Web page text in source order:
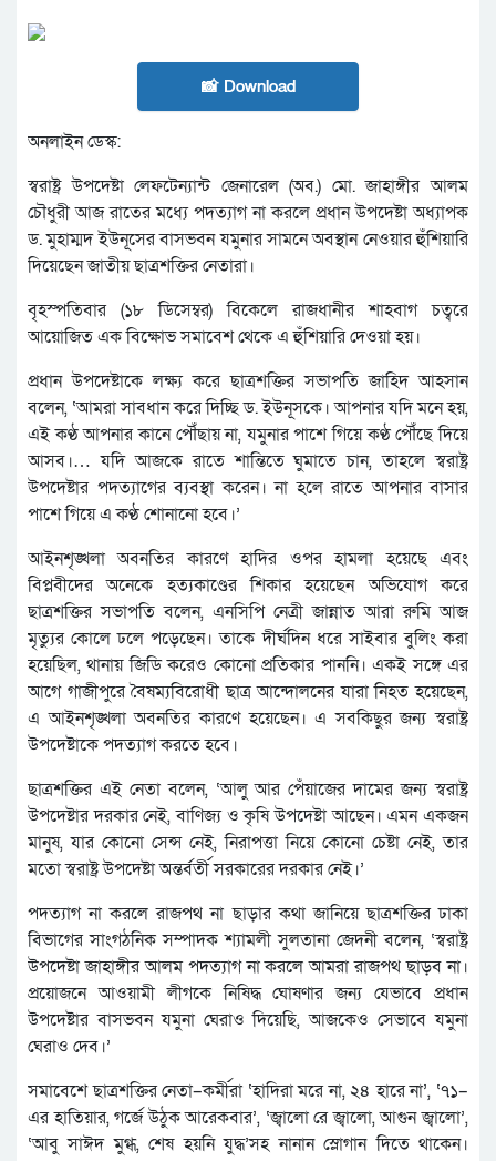
📸 Download
অনলাইন ডেস্ক:
স্বরাষ্ট্র উপদেষ্টা লেফটেন্যান্ট জেনারেল (অব.) মো. জাহাঙ্গীর আলম
চৌধুরী আজ রাতের মধ্যে পদত্যাগ না করলে প্রধান উপদেষ্টা অধ্যাপক
ড. মুহাম্মদ ইউনূসের বাসভবন যমুনার সামনে অবস্থান নেওয়ার হুঁশিয়ারি
দিয়েছেন জাতীয় ছাত্রশক্তির নেতারা।
বৃহস্পতিবার (১৮ ডিসেম্বর) বিকেলে রাজধানীর শাহবাগ চত্বরে
আয়োজিত এক বিক্ষোভ সমাবেশ থেকে এ হুঁশিয়ারি দেওয়া হয়।
প্রধান উপদেষ্টাকে লক্ষ্য করে ছাত্রশক্তির সভাপতি জাহিদ আহসান
বলেন, ‘আমরা সাবধান করে দিচ্ছি ড. ইউনূসকে। আপনার যদি মনে হয়,
এই কণ্ঠ আপনার কানে পৌঁছায় না, যমুনার পাশে গিয়ে কণ্ঠ পৌঁছে দিয়ে
আসব।… যদি আজকে রাতে শান্তিতে ঘুমাতে চান, তাহলে স্বরাষ্ট্র
উপদেষ্টার পদত্যাগের ব্যবস্থা করেন। না হলে রাতে আপনার বাসার
পাশে গিয়ে এ কণ্ঠ শোনানো হবে।’
আইনশৃঙ্খলা অবনতির কারণে হাদির ওপর হামলা হয়েছে এবং
বিপ্লবীদের অনেকে হত্যকাণ্ডের শিকার হয়েছেন অভিযোগ করে
ছাত্রশক্তির সভাপতি বলেন, এনসিপি নেত্রী জান্নাত আরা রুমি আজ
মৃত্যুর কোলে ঢলে পড়েছেন। তাকে দীর্ঘদিন ধরে সাইবার বুলিং করা
হয়েছিল, থানায় জিডি করেও কোনো প্রতিকার পাননি। একই সঙ্গে এর
আগে গাজীপুরে বৈষম্যবিরোধী ছাত্র আন্দোলনের যারা নিহত হয়েছেন,
এ আইনশৃঙ্খলা অবনতির কারণে হয়েছেন। এ সবকিছুর জন্য স্বরাষ্ট্র
উপদেষ্টাকে পদত্যাগ করতে হবে।
ছাত্রশক্তির এই নেতা বলেন, ‘আলু আর পেঁয়াজের দামের জন্য স্বরাষ্ট্র
উপদেষ্টার দরকার নেই, বাণিজ্য ও কৃষি উপদেষ্টা আছেন। এমন একজন
মানুষ, যার কোনো সেন্স নেই, নিরাপত্তা নিয়ে কোনো চেষ্টা নেই, তার
মতো স্বরাষ্ট্র উপদেষ্টা অন্তর্বর্তী সরকারের দরকার নেই।’
পদত্যাগ না করলে রাজপথ না ছাড়ার কথা জানিয়ে ছাত্রশক্তির ঢাকা
বিভাগের সাংগঠনিক সম্পাদক শ্যামলী সুলতানা জেদনী বলেন, ‘স্বরাষ্ট্র
উপদেষ্টা জাহাঙ্গীর আলম পদত্যাগ না করলে আমরা রাজপথ ছাড়ব না।
প্রয়োজনে আওয়ামী লীগকে নিষিদ্ধ ঘোষণার জন্য যেভাবে প্রধান
উপদেষ্টার বাসভবন যমুনা ঘেরাও দিয়েছি, আজকেও সেভাবে যমুনা
ঘেরাও দেব।’
সমাবেশে ছাত্রশক্তির নেতা–কর্মীরা ‘হাদিরা মরে না, ২৪ হারে না’, ‘৭১–
এর হাতিয়ার, গর্জে উঠুক আরেকবার’, ‘জ্বালো রে জ্বালো, আগুন জ্বালো’,
‘আবু সাঈদ মুগ্ধ, শেষ হয়নি যুদ্ধ’সহ নানান স্লোগান দিতে থাকেন।